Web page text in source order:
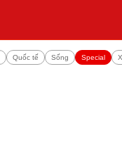
Quốc tế Sống Special